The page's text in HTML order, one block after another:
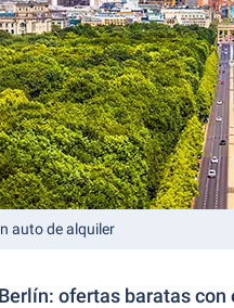
auto de alquiler
ofertas baratas